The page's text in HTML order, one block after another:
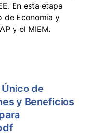
En esta etapa
de Economía y
y el MIEM.
de
y Beneficios